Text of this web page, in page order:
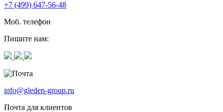
+7 (499) 647-56-48
Моб. телефон
Пишите нам:
info@gleden-group.ru
Почта для клиентов